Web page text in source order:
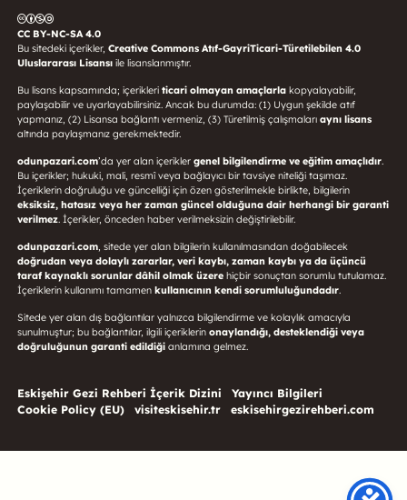
CC BY-NC-SA 4.0
Bu sitedeki içerikler, Creative Commons Atıf-GayriTicari-Türetilebilen 4.0
Uluslararası Lisansı ile lisanslanmıştır.
Bu lisans kapsamında; içerikleri ticari olmayan amaçlarlakopyalayabilir,
paylaşabilir ve uyarlayabilirsiniz. Ancak bu durumda: (1) Uygun şekilde atıf
yapmanız, (2) Lisansa bağlantı vermeniz, (3) Türetilmiş çalışmaları aynı lisans
altında paylaşmanız gerekmektedir.
odunpazari.com’da yer alan içerikler genel bilgilendirme ve eğitim amaçlıdır.
Bu içerikler; hukuki, mali, resmî veya bağlayıcı bir tavsiye niteliği taşımaz.
İçeriklerin doğruluğu ve güncelliği için özen gösterilmekle birlikte, bilgilerin
eksiksiz, hatasız veya her zaman güncel olduğuna dair herhangi bir garanti
verilmez. İçerikler, önceden haber verilmeksizin değiştirilebilir.
odunpazari.com, sitede yer alan bilgilerin kullanılmasından doğabilecek
doğrudan veya dolaylı zararlar, veri kaybı, zaman kaybı ya da üçüncü
taraf kaynaklı sorunlar dâhil olmak üzerehiçbir sonuçtan sorumlu tutulamaz.
İçeriklerin kullanımı tamamen kullanıcının kendi sorumluluğundadır.
Sitede yer alan dış bağlantılar yalnızca bilgilendirme ve kolaylık amacıyla
sunulmuştur; bu bağlantılar, ilgili içeriklerin onaylandığı, desteklendiği veya
doğruluğunun garanti edildiğianlamına gelmez.
Eskişehir Gezi Rehberi İçerik Dizini
Yayıncı Bilgileri
Cookie Policy (EU)
visiteskisehir.tr eskisehirgezirehberi.com